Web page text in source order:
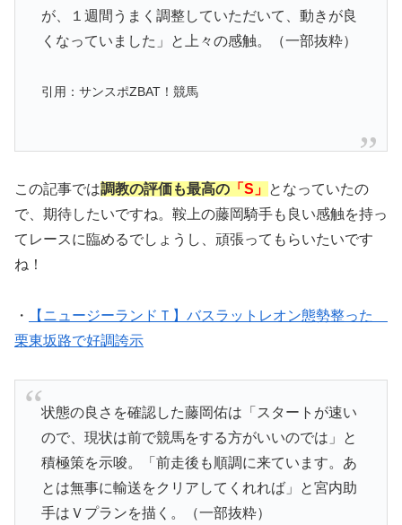
が、１週間うまく調整していただいて、動きが良
くなっていました」と上々の感触。（一部抜粋）
引用：サンスポZBAT！競馬
この記事では調教の評価も最高の 「S」 となっていたの
で、期待したいですね。鞍上の藤岡騎手も良い感触を持っ
てレースに臨めるでしょうし、頑張ってもらいたいです
ね！
・
【ニュージーランドＴ】バスラットレオン態勢整った
栗東坂路で好調誇示
状態の良さを確認した藤岡佑は「スタートが速い
ので、現状は前で競馬をする方がいいのでは」と
積極策を示唆。「前走後も順調に来ています。あ
とは無事に輸送をクリアしてくれれば」と宮内助
手はＶプランを描く。（一部抜粋）